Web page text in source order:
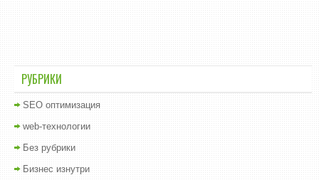
РУБРИКИ
SEO оптимизация
web-технологии
Без рубрики
Бизнес изнутри